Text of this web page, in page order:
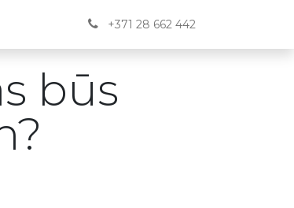
BUJ Kontakti
+371 28 662 442
būs